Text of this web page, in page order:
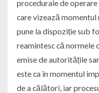
procedurale de
care vizează momentul
pune la dispoziție sub
reamintesc că
emise de autoritățile
este ca în momentul
de a călători, iar